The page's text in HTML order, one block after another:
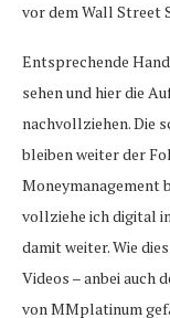
vor dem Wall Street
Entsprechende
sehen und hier die
nachvollziehen. Die
bleiben weiter der
Moneymanagement
vollziehe ich digital
damit weiter. Wie
Videos – anbei auch
von MMplatinum